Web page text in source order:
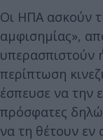
Οι ΗΠΑ ασκούν
αμφισημίας»,
υπερασπιστούν
περίπτωση
έσπευσε να την
πρόσφατες
να τη θέτουν εν